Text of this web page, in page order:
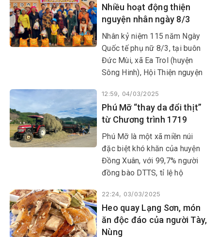
Nhiều hoạt động thiện
nguyện nhân ngày 8/3
Nhân kỷ niệm 115 năm Ngày
Quốc tế phụ nữ 8/3, tại buôn
Đức Mùi, xã Ea Trol (huyện
Sông Hinh), Hội Thiện nguyện
thiện nguyện Nối vòng tay lớn
(TP Cam Ranh, tỉnh Khánh
Hòa) phối hợp với địa phương
tổ chức chương trình “Kết nối
tặng quà-Những bông hoa
nghị lực sống năm 2025”
12:59, 04/03/2025
Phú Mỡ “thay da đổi thịt”
từ Chương trình 1719
Phú Mỡ là một xã miền núi
đặc biệt khó khăn của huyện
Đồng Xuân, với 99,7% người
đồng bào DTTS, tỉ lệ hộ
Từ khi Chương trình mục tiêu
quốc gia phát triển KT-XH
vùng đồng bào DTTS triển
khai, Phú Mỡ được ưu tiên
22:24, 03/03/2025
Heo quay Lạng Sơn, món
ăn độc đáo của người Tày,
Nùng